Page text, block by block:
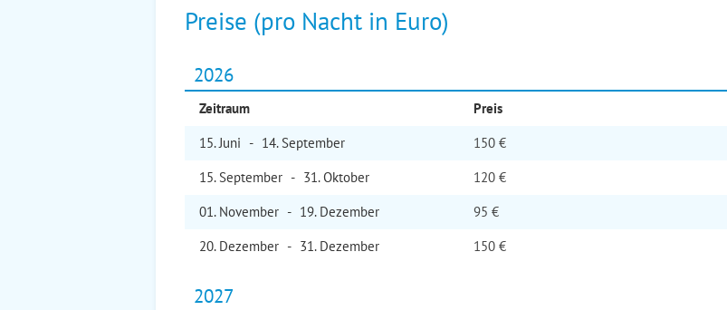
Preise (pro Nacht in Euro)
2026
Zeitraum
Preis
15. Juni - 14. September
150 €
15. September - 31. Oktober
120 €
01. November - 19. Dezember
95 €
20. Dezember - 31. Dezember 150 €
2027